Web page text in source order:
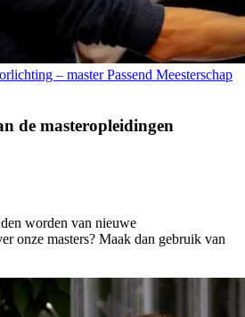
– master Passend Meesterschap
de masteropleidingen
worden van nieuwe
onze masters? Maak dan gebruik van